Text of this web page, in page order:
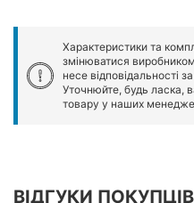
Характеристики та
змінюватися
несе відповідальності
Уточнюйте, будь ласка,
товару у наших
ВІДГУКИ ПОКУПЦІВ